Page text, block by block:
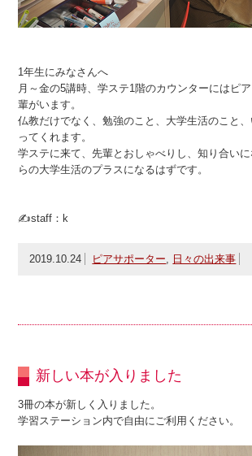
1年生にみなさんへ
月～金の5講時、学ステ1階のカウンターにはピ
輩がいます。
仏教だけでなく、勉強のこと、大学生活のこと
ってくれます。
学ステに来て、先輩とおしゃべりし、知り合い
らの大学生活のプラスになるはずです。
✍staff：k
2019.10.24 ピアサポーター, 日々の出来事
新しい本が入りました
3冊の本が新しく入りました。
学習ステーション内で自由にご利用ください。